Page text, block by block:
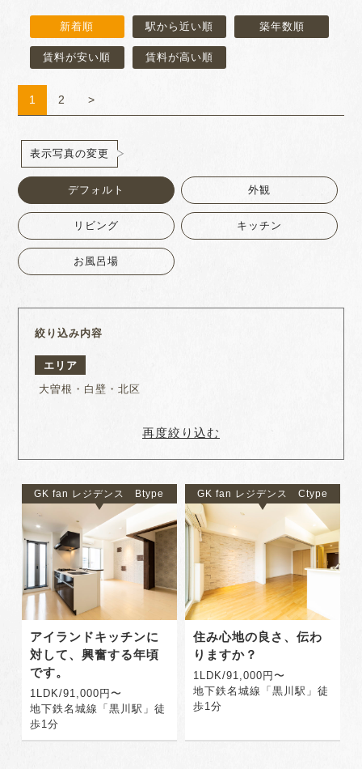
新着順 駅から近い順 築年数順
賃料が安い順 賃料が高い順
1 2 >
表示写真の変更
デフォルト 外観
リビング キッチン
お風呂場
絞り込み内容
エリア
大曽根・白壁・北区
再度絞り込む
GK fan レジデンス Btype
アイランドキッチンに
対して、興奮する年頃
です。
1LDK/91,000円〜
地下鉄名城線「黒川駅」徒
歩1分
GK fan レジデンス Ctype
住み心地の良さ、伝わ
りますか？
1LDK/91,000円〜
地下鉄名城線「黒川駅」徒
歩1分